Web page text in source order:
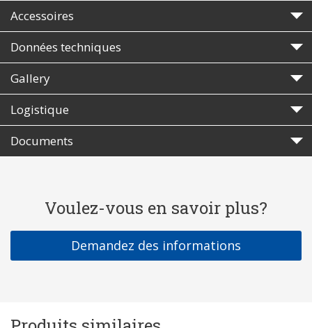
Accessoires
Données techniques
Gallery
Logistique
Documents
Voulez-vous en savoir plus?
Demandez des informations